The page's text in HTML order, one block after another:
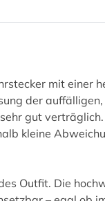
mit einer
der
gut
kleine
Outfit. Die